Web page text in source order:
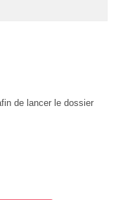
de lancer le dossier